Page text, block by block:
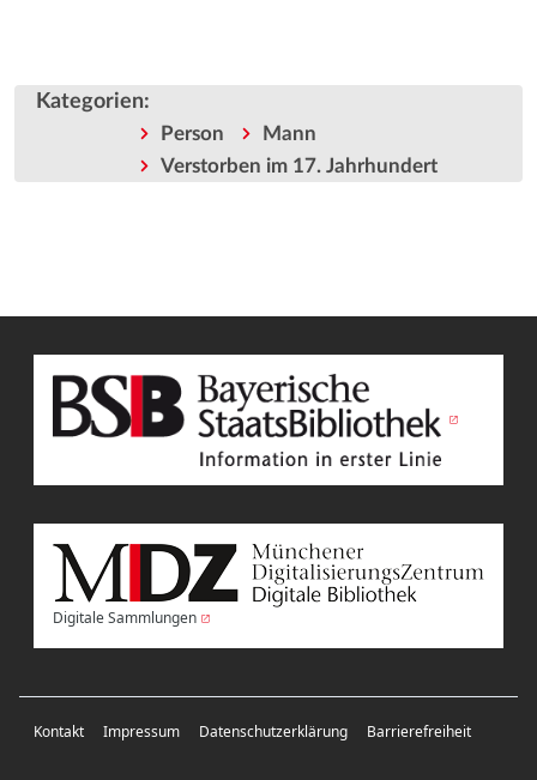
Kategorien:
Person
Mann
Verstorben im 17. Jahrhundert
Digitale Sammlungen
Kontakt Impressum Datenschutzerklärung Barrierefreiheit